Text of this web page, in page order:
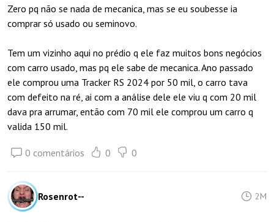
Zero pq não se nada de mecanica, mas se eu soubesse ia
comprar só usado ou seminovo.
Tem um vizinho aqui no prédio q ele faz muitos bons negócios
com carro usado, mas pq ele sabe de mecanica. Ano passado
ele comprou uma Tracker RS 2024 por 50 mil, o carro tava
com defeito na ré, ai com a análise dele ele viu q com 20 mil
dava pra arrumar, então com 70 mil ele comprou um carro q
valida 150 mil.
0 comentários 0 0
Rosenrot-- 2M